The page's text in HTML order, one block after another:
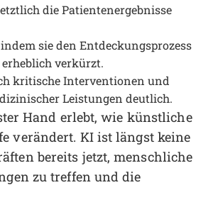
die Patientenergebnisse
sie den Entdeckungsprozess
verkürzt.
kritische Interventionen und
Leistungen deutlich.
Hand erlebt, wie künstliche
verändert. KI ist längst keine
bereits jetzt, menschliche
zu treffen und die